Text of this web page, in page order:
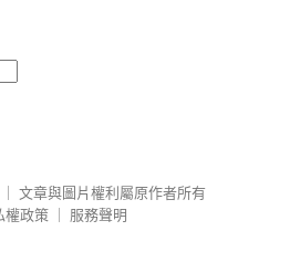
文章與圖片權利屬原作者所有
權政策
服務聲明